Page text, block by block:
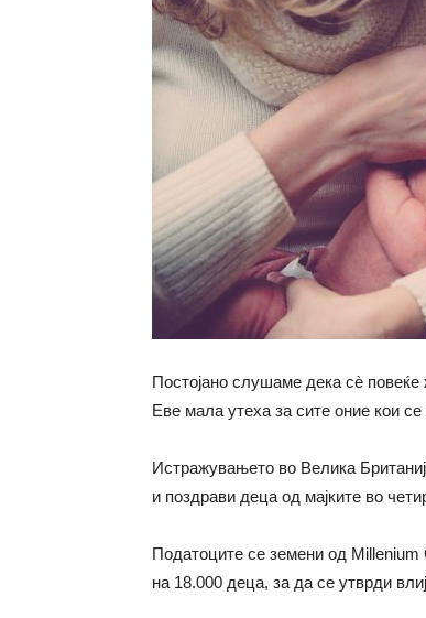
Постојано слушаме дека сѐ
Еве мала утеха за сите оние кои
Истражувањето во Велика
и поздрави деца од мајките во
Податоците се земени од Millenium
на 18.000 деца, за да се утврди